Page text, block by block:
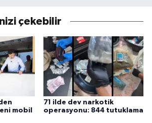
çekebilir
mobil
71 ilde dev narkotik
operasyonu: 844 tutuklama